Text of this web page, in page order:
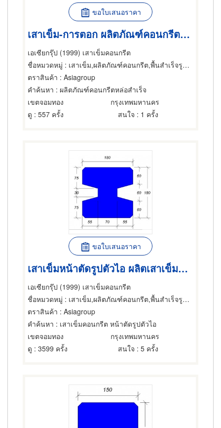
ขอใบเสนอราคา
เสาเข็ม-การตอก ผลิตภัณฑ์คอนกรีตหล่อสำเร็จ เสาเข็มคอนกรีต
เอเซียกรุ๊ป (1999) เสาเข็มคอนกรีต
ชื่อหมวดหมู่ : เสาเข็ม,ผลิตภัณฑ์คอนกรีต,พื้นสำเร็จรูป (คอนกรีตเสริมเหล็กและอัดแรง)
ตราสินค้า : Asiagroup
คำค้นหา : ผลิตภัณฑ์คอนกรีตหล่อสำเร็จ
เขตจอมทอง
กรุงเทพมหานคร
ดู : 557 ครั้ง สนใจ : 1 ครั้ง
ขอใบเสนอราคา
เสาเข็มหน้าตัดรูปตัวไอ ผลิตเสาเข็มคอนกรีต เสาเข็ม-การตอก
เอเซียกรุ๊ป (1999) เสาเข็มคอนกรีต
ชื่อหมวดหมู่ : เสาเข็ม,ผลิตภัณฑ์คอนกรีต,พื้นสำเร็จรูป (คอนกรีตเสริมเหล็กและอัดแรง)
ตราสินค้า : Asiagroup
คำค้นหา : เสาเข็มคอนกรีต หน้าตัดรูปตัวไอ
เขตจอมทอง
กรุงเทพมหานคร
ดู : 3599 ครั้ง สนใจ : 5 ครั้ง